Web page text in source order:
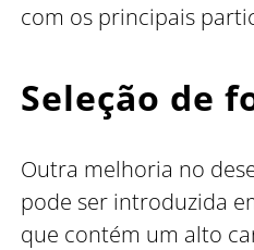
com os principais
Seleção de
Outra melhoria no
pode ser introduzida
que contém um alto